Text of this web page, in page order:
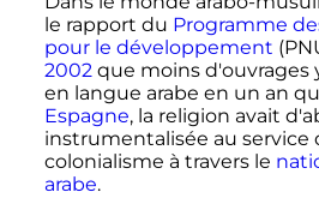
le rapport du Programme
pour le développement
2002que moins d'ouvrages
en langue arabe en un an
Espagne, la religion avait
instrumentalisée au service
colonialisme à travers le
arabe.